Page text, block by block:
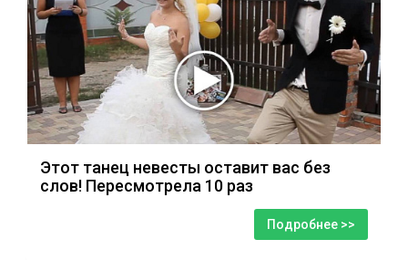
Этот танец невесты оставит вас без
слов! Пересмотрела 10 раз
Подробнее >>